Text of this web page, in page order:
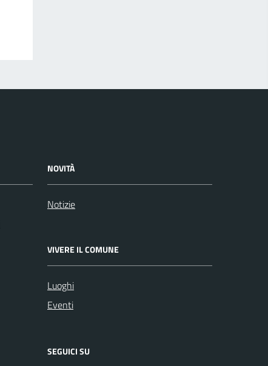
NOVITÀ
Notizie
VIVERE IL COMUNE
Luoghi
Eventi
SEGUICI SU